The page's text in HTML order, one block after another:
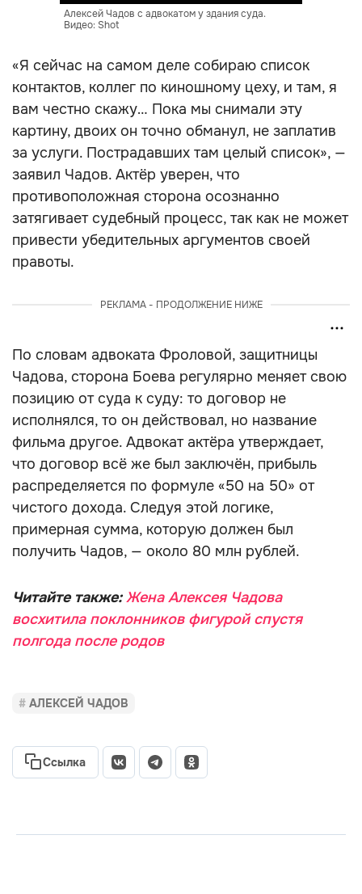
Алексей Чадов с адвокатом у здания суда.
Видео: Shot
«Я сейчас на самом деле собираю список
контактов, коллег по киношному цеху, и там, я
вам честно скажу… Пока мы снимали эту
картину, двоих он точно обманул, не заплатив
за услуги. Пострадавших там целый список», —
заявил Чадов. Актёр уверен, что
противоположная сторона осознанно
затягивает судебный процесс, так как не может
привести убедительных аргументов своей
правоты.
РЕКЛАМА - ПРОДОЛЖЕНИЕ НИЖЕ
По словам адвоката Фроловой, защитницы
Чадова, сторона Боева регулярно меняет свою
позицию от суда к суду: то договор не
исполнялся, то он действовал, но название
фильма другое. Адвокат актёра утверждает,
что договор всё же был заключён, прибыль
распределяется по формуле «50 на 50» от
чистого дохода. Следуя этой логике,
примерная сумма, которую должен был
получить Чадов, — около 80 млн рублей.
Читайте также:Жена Алексея Чадова
восхитила поклонников фигурой спустя
полгода после родов
АЛЕКСЕЙ ЧАДОВ
Ссылка